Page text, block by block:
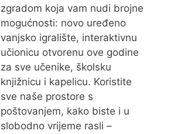
zgradom koja vam nudi brojne
mogućnosti: novo uređeno
vanjsko igralište, interaktivnu
učionicu otvorenu ove godine
za sve učenike, školsku
knjižnicu i kapelicu. Koristite
sve naše prostore s
poštovanjem, kako biste i u
slobodno vrijeme rasli –